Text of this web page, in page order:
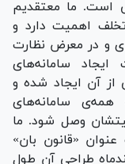
است. ما معتقدیم
اهمیت دارد و
و در معرض نظارت
ایجاد سامانه‌های
از آن ایجاد شده و
همه‌ی سامانه‌های
وصل شود. ما
«قانون بان»
طراحی آن طول